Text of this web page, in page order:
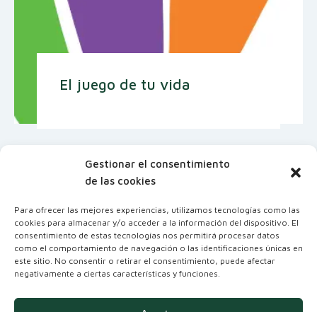
Gestionar el consentimiento
de las cookies
Para ofrecer las mejores experiencias, utilizamos tecnologías como las
cookies para almacenar y/o acceder a la información del dispositivo. El
consentimiento de estas tecnologías nos permitirá procesar datos
como el comportamiento de navegación o las identificaciones únicas en
este sitio. No consentir o retirar el consentimiento, puede afectar
negativamente a ciertas características y funciones.
El juego de tu vida
Coordinadora Andaluza de Organizaciones